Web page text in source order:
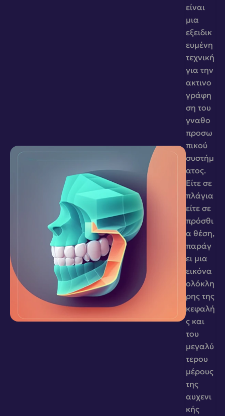
είναι
μια
εξειδικ
ευμένη
τεχνική
για την
ακτινο
γράφη
ση του
γναθο
προσω
πικού
συστήμ
ατος.
Είτε σε
πλάγια
είτε σε
πρόσθι
α θέση,
παράγ
ει μια
εικόνα
ολόκλη
ρης της
κεφαλή
ς και
του
μεγαλύ
τερου
μέρους
της
αυχενι
κής